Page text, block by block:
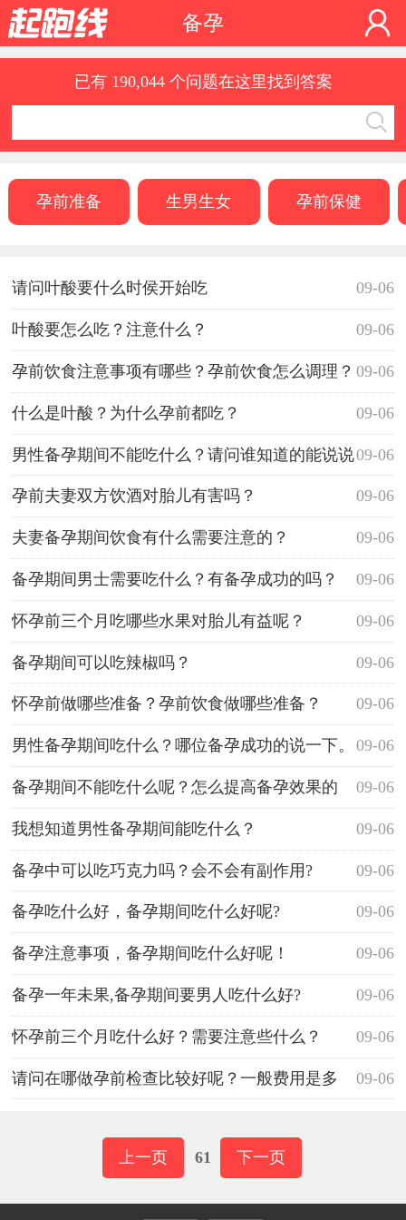
备孕
已有 190,044 个问题在这里找到答案
孕前准备 生男生女 孕前保健
09-06
请问叶酸要什么时侯开始吃
09-06
叶酸要怎么吃？注意什么？
09-06
孕前饮食注意事项有哪些？孕前饮食怎么调理？
09-06
什么是叶酸？为什么孕前都吃？
09-06
男性备孕期间不能吃什么？请问谁知道的能说说
吗？ 09-06
孕前夫妻双方饮酒对胎儿有害吗？
09-06
夫妻备孕期间饮食有什么需要注意的？
09-06
备孕期间男士需要吃什么？有备孕成功的吗？
09-06
怀孕前三个月吃哪些水果对胎儿有益呢？
09-06
备孕期间可以吃辣椒吗？
09-06
怀孕前做哪些准备？孕前饮食做哪些准备？
09-06
男性备孕期间吃什么？哪位备孕成功的说一下。
09-06
备孕期间不能吃什么呢？怎么提高备孕效果的
呢? 09-06
我想知道男性备孕期间能吃什么？
09-06
备孕中可以吃巧克力吗？会不会有副作用?
09-06
备孕吃什么好，备孕期间吃什么好呢?
09-06
备孕注意事项，备孕期间吃什么好呢！
09-06
备孕一年未果,备孕期间要男人吃什么好?
09-06
怀孕前三个月吃什么好？需要注意些什么？
09-06
请问在哪做孕前检查比较好呢？一般费用是多
上一页 61 下一页